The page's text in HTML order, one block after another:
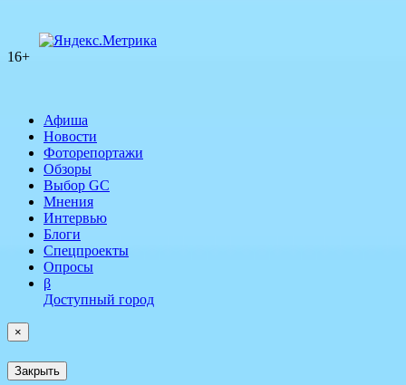
16+
Афиша
Новости
Фоторепортажи
Обзоры
Выбор GC
Мнения
Интервью
Блоги
Спецпроекты
Опросы
β
Доступный город
×
Закрыть